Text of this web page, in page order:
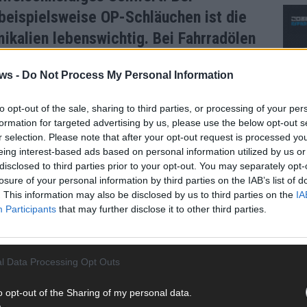
- Do Not Process My Personal Information
opt-out of the sale, sharing to third parties, or processing of your
for targeted advertising by us, please use the below opt-out
selection. Please note that after your opt-out request is processed
interest-based ads based on personal information utilized by us
to third parties prior to your opt-out. You may separately
of your personal information by third parties on the IAB’s list of
This information may also be disclosed by us to third parties on the
Participants that may further disclose it to other third parties.
Data Processing Opt Outs
opt-out of the Sharing of my personal data.
OP-Schläuchen ist die
lebenswichtig. Bei Fahrradölen
auch ohne? Wie stehst Du dazu?
Für medizinische Zwecke sollten wir PFAS weiter
Chemicals‘ für den Menschen
der Breite angekommen zu sein. Du
unterwegs. Der Landkreis ist wegen
PFAS-Hotspot …
Ahnungslosigkeit, und das hat mich sehr verblüfft. Wenn
seine Bürger verteidigen und bilden würde. Wenn
klären würde. Aber nein, nichts passiert. Und Altötting